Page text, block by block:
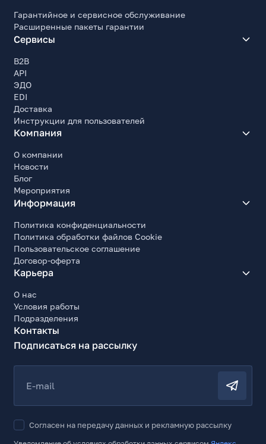
Гарантийное и сервисное обслуживание
Расширенные пакеты гарантии
Сервисы
B2B
API
ЭДО
EDI
Доставка
Инструкции для пользователей
Компания
О компании
Новости
Блог
Мероприятия
Информация
Политика конфиденциальности
Политика обработки файлов Cookie
Пользовательское соглашение
Договор-оферта
Карьера
О нас
Условия работы
Подразделения
Контакты
Подписаться на рассылку
E-mail
Согласен на передачу данных и рекламную рассылку